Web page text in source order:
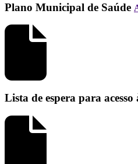
Plano Municipal de Saúde
Lista de espera para acesso